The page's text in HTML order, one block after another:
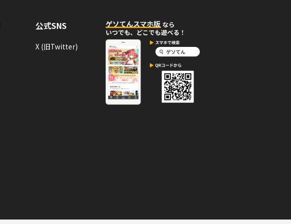
11月25日
コメント
公式SNS
X (旧Twitter)